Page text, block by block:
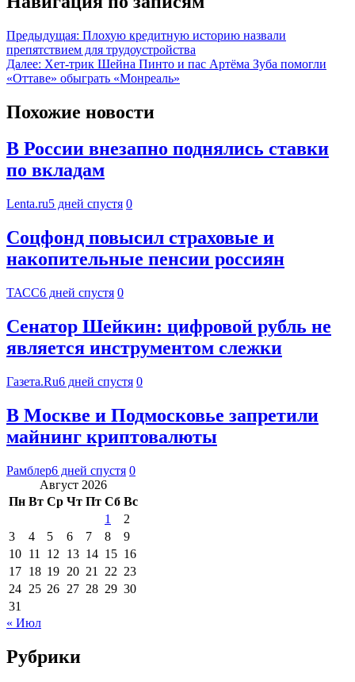
Предыдущая: Плохую кредитную историю назвали
препятствием для трудоустройства
Далее: Хет-трик Шейна Пинто и пас Артёма Зуба помогли
«Оттаве» обыграть «Монреаль»
Похожие новости
В России внезапно поднялись ставки
по вкладам
Lenta.ru5 дней спустя 0
Соцфонд повысил страховые и
накопительные пенсии россиян
ТАСС6 дней спустя 0
Сенатор Шейкин: цифровой рубль не
является инструментом слежки
Газета.Ru6 дней спустя 0
В Москве и Подмосковье запретили
майнинг криптовалюты
Рамблер6 дней спустя 0
Август 2026
Пн Вт Ср Чт Пт Сб Вс
1
2
3
4 5 6 7 8
9
10 11 12 13 14 15 16
17 18 19 20 21 22 23
24 25 26 27 28 29 30
31
« Июл
Рубрики